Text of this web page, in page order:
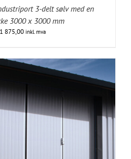
3-delt sølv med en
3000 x 3000 mm
875,00 inkl. mva